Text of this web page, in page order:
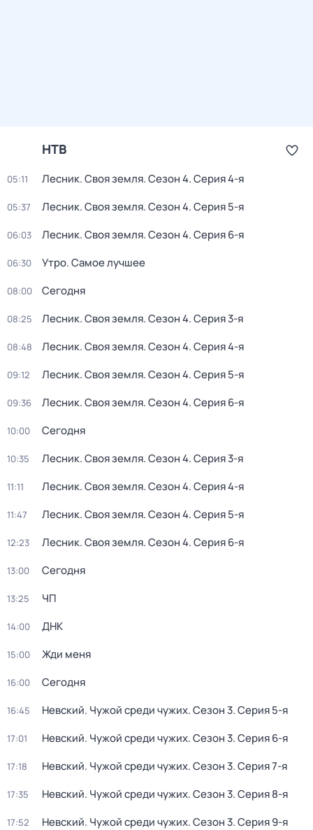
НТВ
05:11 Лесник. Своя земля. Сезон 4. Серия 4-я
05:37 Лесник. Своя земля. Сезон 4. Серия 5-я
06:03 Лесник. Своя земля. Сезон 4. Серия 6-я
06:30 Утро. Самое лучшее
08:00 Сегодня
08:25 Лесник. Своя земля. Сезон 4. Серия 3-я
08:48 Лесник. Своя земля. Сезон 4. Серия 4-я
09:12 Лесник. Своя земля. Сезон 4. Серия 5-я
09:36 Лесник. Своя земля. Сезон 4. Серия 6-я
10:00 Сегодня
10:35 Лесник. Своя земля. Сезон 4. Серия 3-я
11:11 Лесник. Своя земля. Сезон 4. Серия 4-я
11:47 Лесник. Своя земля. Сезон 4. Серия 5-я
12:23 Лесник. Своя земля. Сезон 4. Серия 6-я
13:00 Сегодня
13:25 ЧП
14:00 ДНК
15:00 Жди меня
16:00 Сегодня
16:45 Невский. Чужой среди чужих. Сезон 3. Серия 5-я
17:01 Невский. Чужой среди чужих. Сезон 3. Серия 6-я
17:18 Невский. Чужой среди чужих. Сезон 3. Серия 7-я
17:35 Невский. Чужой среди чужих. Сезон 3. Серия 8-я
17:52 Невский. Чужой среди чужих. Сезон 3. Серия 9-я